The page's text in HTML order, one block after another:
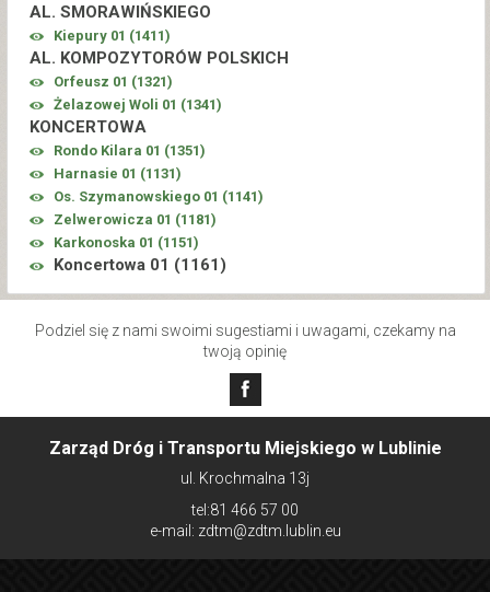
AL. SMORAWIŃSKIEGO
Kiepury 01 (1411)
AL. KOMPOZYTORÓW POLSKICH
Orfeusz 01 (1321)
Żelazowej Woli 01 (1341)
KONCERTOWA
Rondo Kilara 01 (1351)
Harnasie 01 (1131)
Os. Szymanowskiego 01 (1141)
Zelwerowicza 01 (1181)
Karkonoska 01 (1151)
Koncertowa 01 (1161 )
Podziel się z nami swoimi sugestiami i uwagami, czekamy na
twoją opinię
Zarząd Dróg i Transportu Miejskiego w Lublinie
ul. Krochmalna 13j
tel:81 466 57 00
e-mail: zdtm@zdtm.lublin.eu